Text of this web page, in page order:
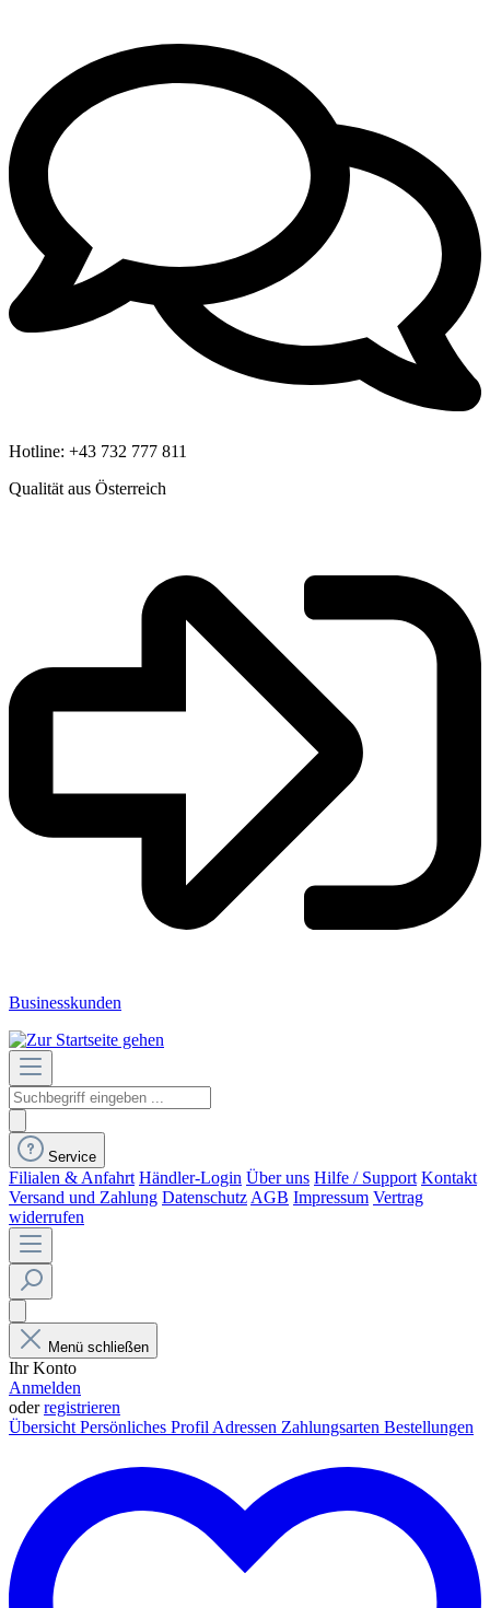
Hotline: +43 732 777 811
Qualität aus Österreich
Businesskunden
Service
Filialen & Anfahrt Händler-Login Über uns Hilfe / Support Kontakt
Versand und Zahlung Datenschutz AGB Impressum Vertrag
widerrufen
Menü schließen
Ihr Konto
Anmelden
oderregistrieren
Übersicht Persönliches Profil Adressen Zahlungsarten Bestellungen